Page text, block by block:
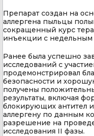
Препарат создан на
аллергена пыльцы
сокращенный курс
инъекции с недельным
Ранее была успешно
исследований с
продемонстрировал
безопасности и
получены
результаты, включая
блокирующих антител
аллергену по данным
разрешение на
исследования II фазы.